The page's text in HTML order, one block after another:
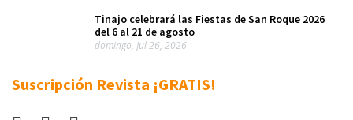
Tinajo celebrará las Fiestas de San Roque 2026
del 6 al 21 de agosto
domingo, Jul 26, 2026
Suscripción Revista ¡GRATIS!